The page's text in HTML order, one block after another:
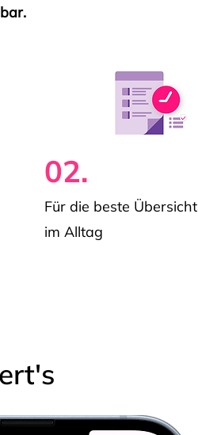
02.
Für die beste Übersicht
im Alltag